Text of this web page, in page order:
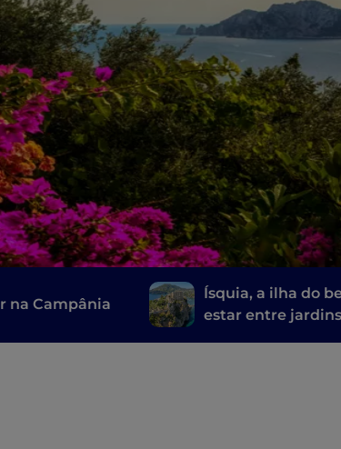
na Campânia
Ísquia, a ilha do
estar entre